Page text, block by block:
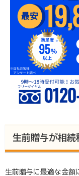
▶ 監修者
生前贈与が相続
生前贈与に最適な金額